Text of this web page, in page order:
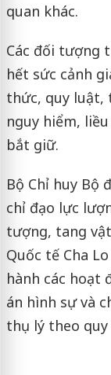
quan khác.
Các đối tượng
hết sức cảnh
thức, quy luật,
nguy hiểm,
bắt giữ.
Bộ Chỉ huy Bộ
chỉ đạo lực
tượng, tang
Quốc tế Cha
hành các hoạt
án hình sự và
thụ lý theo